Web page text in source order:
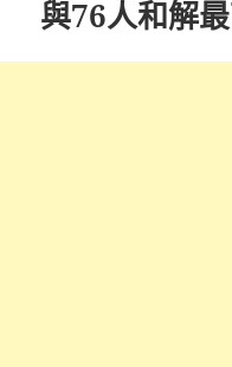
與76人和解